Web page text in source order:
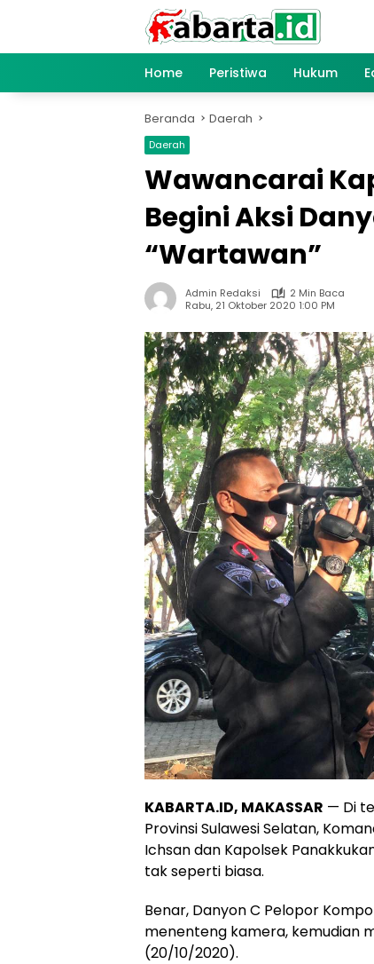
Home Peristiwa Hukum
Beranda Daerah
Daerah
Wawancarai
Begini Aksi
“Wartawan”
Admin Redaksi
2 Min Baca
Rabu, 21 Oktober 2020 1:00 PM
KABARTA.ID, MAKASSAR — Di
Provinsi Sulawesi Selatan,
Ichsan dan Kapolsek
tak seperti biasa.
Benar, Danyon C Pelopor
menenteng kamera, kemudian
(20/10/2020).